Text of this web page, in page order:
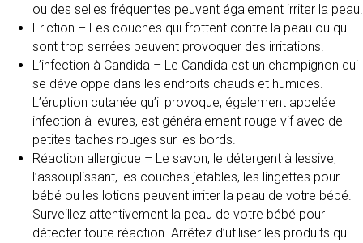
ou des selles fréquentes peuvent également irriter la peau.
Friction – Les couches qui frottent contre la peau ou qui
sont trop serrées peuvent provoquer des irritations.
L’infection à Candida – Le Candida est un champignon qui
se développe dans les endroits chauds et humides.
L’éruption cutanée qu’il provoque, également appelée
infection à levures, est généralement rouge vif avec de
petites taches rouges sur les bords.
Réaction allergique – Le savon, le détergent à lessive,
l’assouplissant, les couches jetables, les lingettes pour
bébé ou les lotions peuvent irriter la peau de votre bébé.
Surveillez attentivement la peau de votre bébé pour
détecter toute réaction. Arrêtez d’utiliser les produits qui